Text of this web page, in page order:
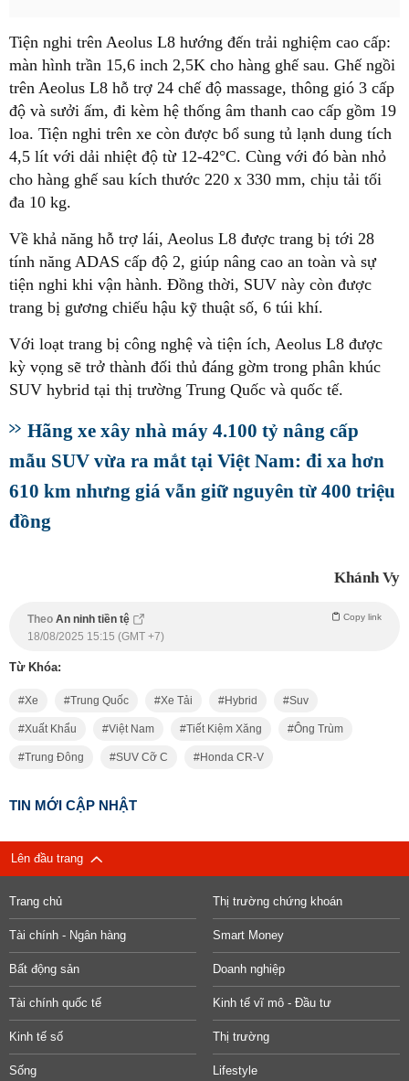
Tiện nghi trên Aeolus L8 hướng đến trải nghiệm cao cấp:
màn hình trần 15,6 inch 2,5K cho hàng ghế sau. Ghế ngồi
trên Aeolus L8 hỗ trợ 24 chế độ massage, thông gió 3 cấp
độ và sưởi ấm, đi kèm hệ thống âm thanh cao cấp gồm 19
loa. Tiện nghi trên xe còn được bổ sung tủ lạnh dung tích
4,5 lít với dải nhiệt độ từ 12-42°C. Cùng với đó bàn nhỏ
cho hàng ghế sau kích thước 220 x 330 mm, chịu tải tối
đa 10 kg.
Về khả năng hỗ trợ lái, Aeolus L8 được trang bị tới 28
tính năng ADAS cấp độ 2, giúp nâng cao an toàn và sự
tiện nghi khi vận hành. Đồng thời, SUV này còn được
trang bị gương chiếu hậu kỹ thuật số, 6 túi khí.
Với loạt trang bị công nghệ và tiện ích, Aeolus L8 được
kỳ vọng sẽ trở thành đối thủ đáng gờm trong phân khúc
SUV hybrid tại thị trường Trung Quốc và quốc tế.
Hãng xe xây nhà máy 4.100 tỷ nâng cấp
mẫu SUV vừa ra mắt tại Việt Nam: đi xa hơn
610 km nhưng giá vẫn giữ nguyên từ 400 triệu
đồng
Khánh Vy
Theo An ninh tiền tệ Copy link
18/08/2025 15:15 (GMT +7)
Từ Khóa:
Xe Trung Quốc Xe Tải Hybrid Suv
Xuất Khẩu Việt Nam Tiết Kiệm Xăng Ông Trùm
Trung Đông SUV Cỡ C Honda CR-V
TIN MỚI CẬP NHẬT
Lên đầu trang
Trang chủ Thị trường chứng khoán
Tài chính - Ngân hàng Smart Money
Bất động sản Doanh nghiệp
Tài chính quốc tế Kinh tế vĩ mô - Đầu tư
Kinh tế số Thị trường
Sống Lifestyle